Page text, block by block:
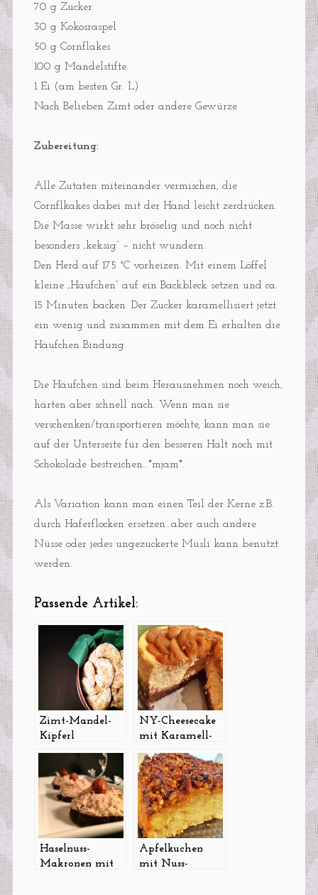
70 g Zucker
30 g Kokosraspel
50 g Cornflakes
100 g Mandelstifte
1 Ei (am besten Gr. L)
Nach Belieben Zimt oder andere Gewürze
Zubereitung:
Alle Zutaten miteinander vermischen, die
Cornflkakes dabei mit der Hand leicht zerdrücken.
Die Masse wirkt sehr bröselig und noch nicht
besonders „keksig“ – nicht wundern.
Den Herd auf 175 °C vorheizen. Mit einem Löffel
kleine „Häufchen“ auf ein Backbleck setzen und ca.
15 Minuten backen. Der Zucker karamellisiert jetzt
ein wenig und zusammen mit dem Ei erhalten die
Häufchen Bindung.
Die Häufchen sind beim Herausnehmen noch weich,
härten aber schnell nach. Wenn man sie
verschenken/transportieren möchte, kann man sie
auf der Unterseite für den besseren Halt noch mit
Schokolade bestreichen…*mjam*.
Als Variation kann man einen Teil der Kerne z.B.
durch Haferflocken ersetzen…aber auch andere
Nüsse oder jedes ungezuckerte Müsli kann benutzt
werden.
Passende Artikel:
Zimt-Mandel-
Kipferl
NY-Cheesecake
mit Karamell-
Äpfeln und
Zimt
Haselnuss-
Makronen mit
Apfelkuchen
mit Nuss-